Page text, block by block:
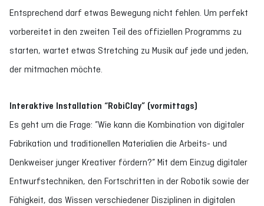
Entsprechend darf etwas Bewegung nicht fehlen. Um perfekt
vorbereitet in den zweiten Teil des offiziellen Programms zu
starten, wartet etwas Stretching zu Musik auf jede und jeden,
der mitmachen möchte.
Interaktive Installation “RobiClay” (vormittags)
Es geht um die Frage: ”Wie kann die Kombination von digitaler
Fabrikation und traditionellen Materialien die Arbeits- und
Denkweiser junger Kreativer fördern?” Mit dem Einzug digitaler
Entwurfstechniken, den Fortschritten in der Robotik sowie der
Fähigkeit, das Wissen verschiedener Disziplinen in digitalen